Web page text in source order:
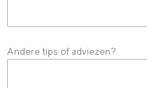
Andere tips of adviezen?